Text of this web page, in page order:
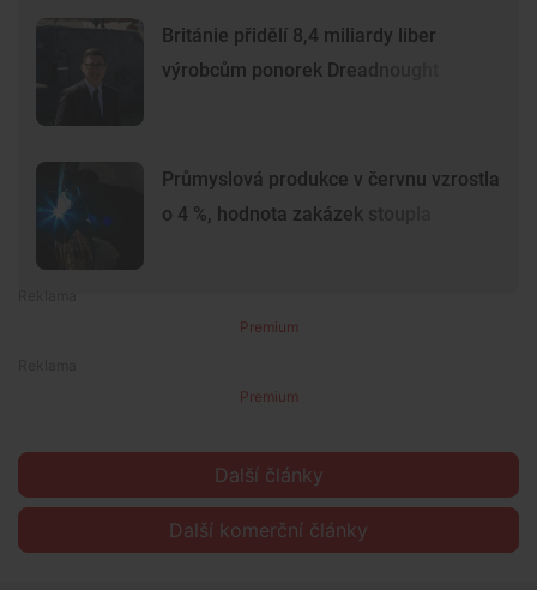
Británie přidělí 8,4 miliardy liber
výrobcům ponorek Dreadnought
Průmyslová produkce v červnu vzrostla
o 4 %, hodnota zakázek stoupla
Premium
Premium
Další články
Další komerční články